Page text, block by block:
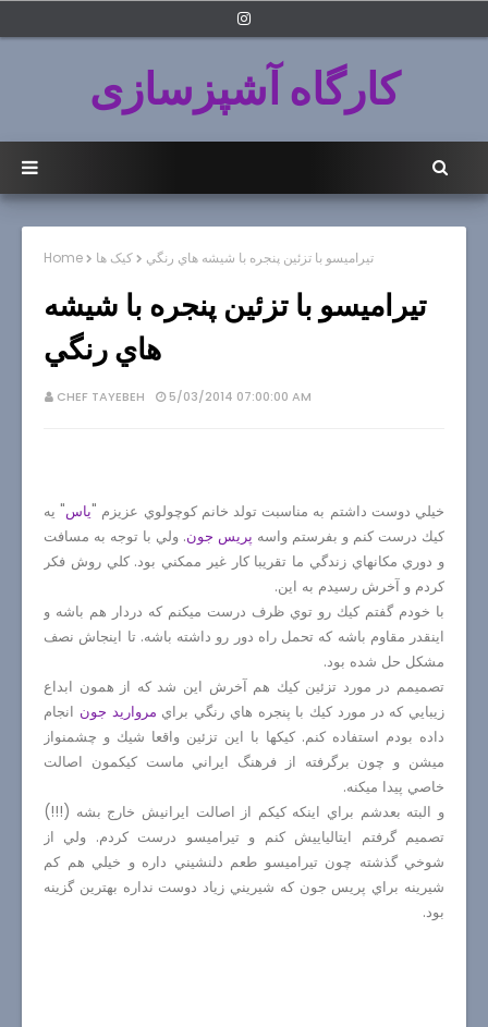
کارگاه آشپزسازی
Home کیک ها تيراميسو با تزئين پنجره با شيشه هاي رنگي
تيراميسو با تزئين پنجره با شيشه
هاي رنگي
CHEF TAYEBEH 5/03/2014 07:00:00 AM
خيلي دوست داشتم به مناسبت تولد خانم كوچولوي عزيزم "ياس" يه
كيك درست كنم و بفرستم واسه پريس جون. ولي با توجه به مسافت
و دوري مكانهاي زندگي ما تقريبا كار غير ممكني بود. كلي روش فكر
كردم و آخرش رسيدم به اين.
با خودم گفتم كيك رو توي ظرف درست ميكنم كه دردار هم باشه و
اينقدر مقاوم باشه كه تحمل راه دور رو داشته باشه. تا اينجاش نصف
مشكل حل شده بود.
تصميمم در مورد تزئين كيك هم آخرش اين شد كه از همون ابداع
زيبايي كه در مورد كيك با پنجره هاي رنگي براي مرواريد جون انجام
داده بودم استفاده كنم. كيكها با اين تزئين واقعا شيك و چشمنواز
ميشن و چون برگرفته از فرهنگ ايراني ماست كيكمون اصالت
خاصي پيدا ميكنه.
و البته بعدشم براي اينكه كيكم از اصالت ايرانيش خارج بشه (!!!)
تصميم گرفتم ايتالياييش كنم و تيراميسو درست كردم. ولي از
شوخي گذشته چون تيراميسو طعم دلنشيني داره و خيلي هم كم
شيرينه براي پريس جون كه شيريني زياد دوست نداره بهترين گزينه
بود.